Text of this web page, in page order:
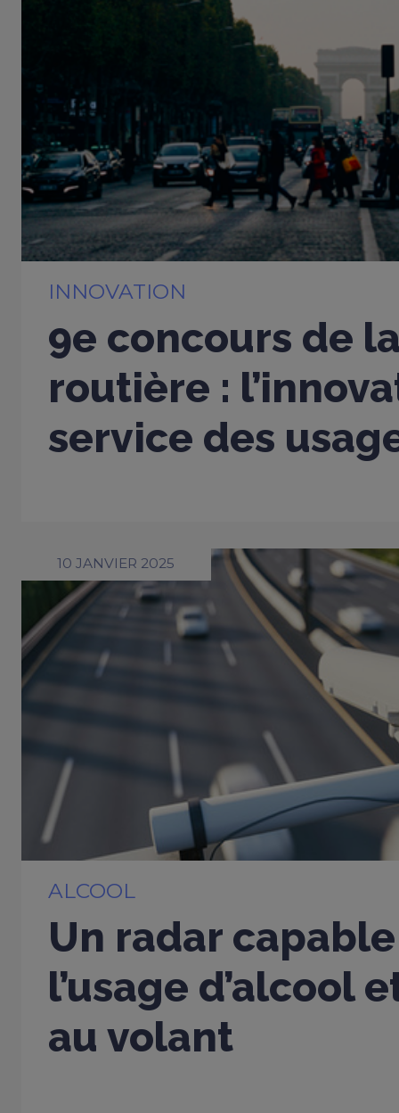
INNOVATION
9e concours de
routière :
service des
10 JANVIER 2025
ALCOOL
Un radar
l’usage d’alcool
au volant